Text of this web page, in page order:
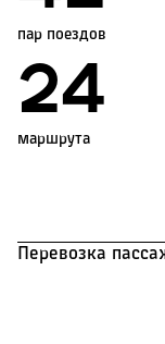
пар поездов
26
маршрута
Перевозка